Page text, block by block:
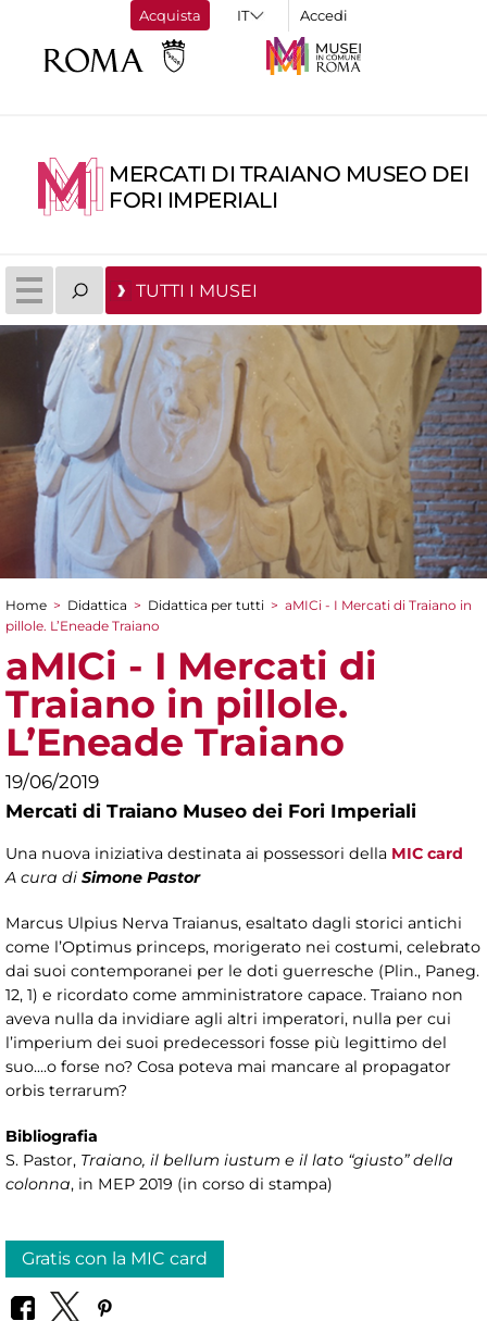
Acquista Accedi
MERCATI DI TRAIANO MUSEO DEI
FORI IMPERIALI
TUTTI I MUSEI
Tu sei qui
Home > Didattica > Didattica per tutti > aMICi - I Mercati di Traiano in
pillole. L’Eneade Traiano
aMICi - I Mercati di
Traiano in pillole.
L’Eneade Traiano
19/06/2019
Mercati di Traiano Museo dei Fori Imperiali
Una nuova iniziativa destinata ai possessori della MIC card
A cura di Simone Pastor
Marcus Ulpius Nerva Traianus, esaltato dagli storici antichi
come l’Optimus princeps, morigerato nei costumi, celebrato
dai suoi contemporanei per le doti guerresche (Plin., Paneg.
12, 1) e ricordato come amministratore capace. Traiano non
aveva nulla da invidiare agli altri imperatori, nulla per cui
l’imperium dei suoi predecessori fosse più legittimo del
suo....o forse no? Cosa poteva mai mancare al propagator
orbis terrarum?
Bibliografia
S. Pastor, Traiano, il bellum iustum e il lato “giusto” della
colonna, in MEP 2019 (in corso di stampa)
Gratis con la MIC card